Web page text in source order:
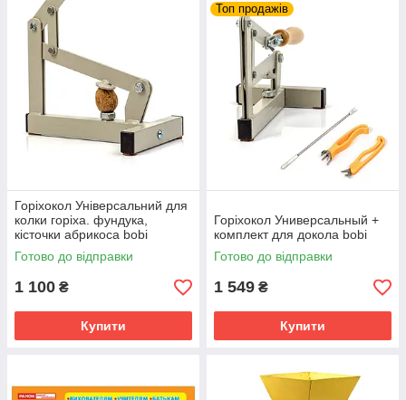
Горіхокол Універсальний для
колки горіха. фундука,
кісточки абрикоса bobi
Готово до відправки
1 100 ₴
Купити
Топ продажів
Горіхокол Универсальный +
комплект для докола bobi
Готово до відправки
1 549 ₴
Купити